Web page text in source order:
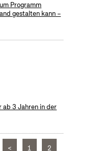
Programm
gestalten kann –
ab 3 Jahren in der
< 1 2